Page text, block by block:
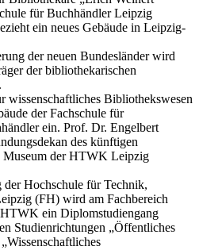
für Buchhändler Leipzig
ein neues Gebäude in Leipzig-
der neuen Bundesländer wird
der bibliothekarischen
wissenschaftliches Bibliothekswesen
der Fachschule für
ein. Prof. Dr. Engelbert
des künftigen
Museum der HTWK Leipzig
Hochschule für Technik,
(FH) wird am Fachbereich
ein Diplomstudiengang
Studienrichtungen „Öffentliches